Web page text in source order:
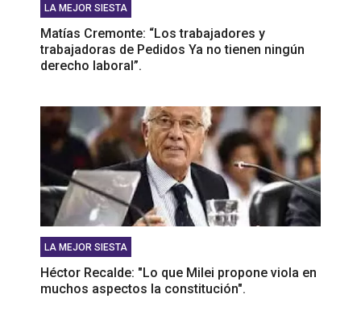
LA MEJOR SIESTA
Matías Cremonte: “Los trabajadores y
trabajadoras de Pedidos Ya no tienen ningún
derecho laboral”.
LA MEJOR SIESTA
Héctor Recalde: "Lo que Milei propone viola en
muchos aspectos la constitución".